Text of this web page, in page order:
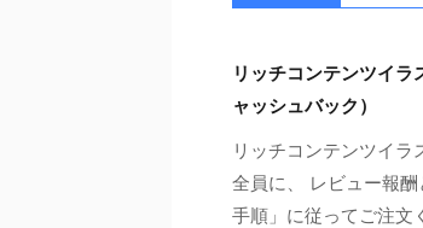
リッチコンテンツイ
ャッシュバック）
リッチコンテンツイ
全員に、 レビュー報
手順」に従ってご注文